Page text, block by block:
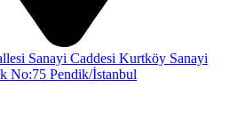
Sanayi Caddesi Kurtköy Sanayi
No:75 Pendik/İstanbul